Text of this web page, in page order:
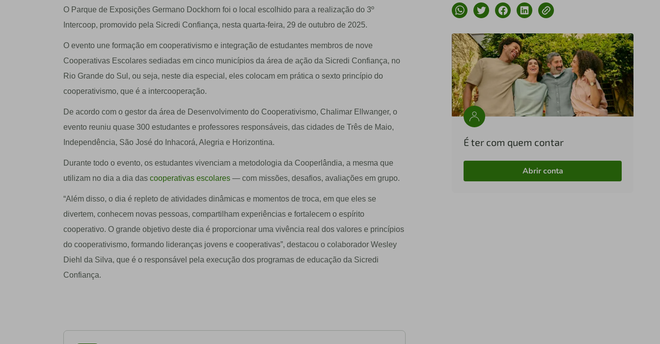
O Parque de Exposições Germano Dockhorn foi o local escolhido para a realização do 3º
Intercoop, promovido pela Sicredi Confiança, nesta quarta-feira, 29 de outubro de 2025.
O evento une formação em cooperativismo e integração de estudantes membros de nove
Cooperativas Escolares sediadas em cinco municípios da área de ação da Sicredi Confiança, no
Rio Grande do Sul, ou seja, neste dia especial, eles colocam em prática o sexto princípio do
cooperativismo, que é a intercooperação.
De acordo com o gestor da área de Desenvolvimento do Cooperativismo, Chalimar Ellwanger, o
evento reuniu quase 300 estudantes e professores responsáveis, das cidades de Três de Maio,
Independência, São José do Inhacorá, Alegria e Horizontina.
Durante todo o evento, os estudantes vivenciam a metodologia da Cooperlândia, a mesma que
utilizam no dia a dia das cooperativas escolares — com missões, desafios, avaliações em grupo.
“Além disso, o dia é repleto de atividades dinâmicas e momentos de troca, em que eles se
divertem, conhecem novas pessoas, compartilham experiências e fortalecem o espírito
cooperativo. O grande objetivo deste dia é proporcionar uma vivência real dos valores e princípios
do cooperativismo, formando lideranças jovens e cooperativas”, destacou o colaborador Wesley
Diehl da Silva, que é o responsável pela execução dos programas de educação da Sicredi
Confiança.
É ter com quem contar
Abrir conta